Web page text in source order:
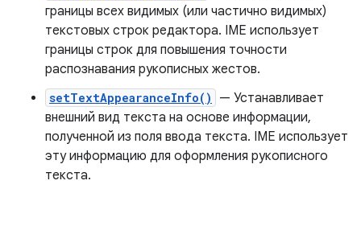
границы всех видимых (или частично видимых)
текстовых строк редактора. IME использует
границы строк для повышения точности
распознавания рукописных жестов.
setTextAppearanceInfo()
— Устанавливает
внешний вид текста на основе информации,
полученной из поля ввода текста. IME использует
эту информацию для оформления рукописного
текста.